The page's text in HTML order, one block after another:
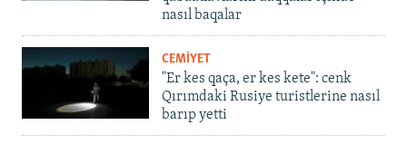
nasıl baqalar
CEMİYET
"Er kes qaça, er kes kete": cenk
Qırımdaki Rusiye turistlerine nasıl
barıp yetti